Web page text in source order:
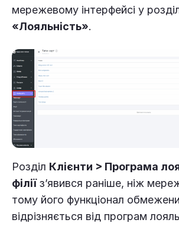
мережевому інтерфейсі у
«Лояльність».
Розділ Клієнти > Програма
філіїз’явився раніше, ніж
тому його функціонал
відрізняється від програм